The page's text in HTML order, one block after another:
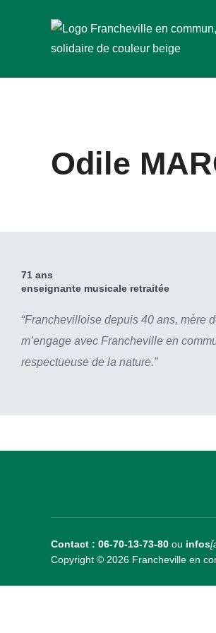
Odile
71 ans
enseignante musicale retraitée
“Franchevilloise depuis 40 ans, mère
m’engage avec Francheville en
respectueuse de la nature.”
Contact : 06-70-13-73-80 ou infos
Copyright © 2026 Francheville en